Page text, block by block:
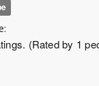
(Rated by 1